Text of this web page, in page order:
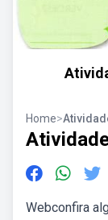
Home>
Webconfira